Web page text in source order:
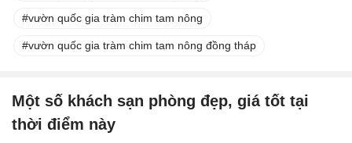
vườn quốc gia tràm chim tam nông
vườn quốc gia tràm chim tam nông đồng tháp
Một số khách sạn phòng đẹp, giá tốt tại
thời điểm này